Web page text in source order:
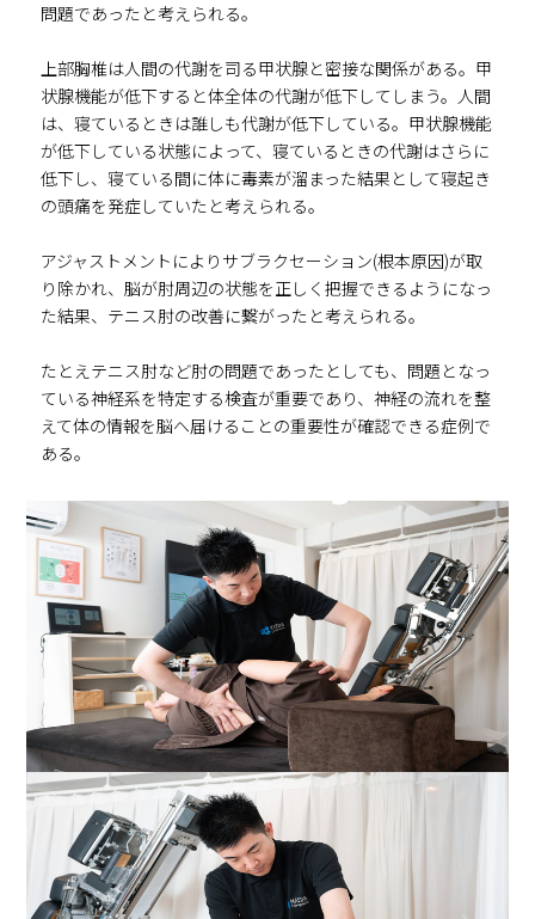
問題であったと考えられる。
上部胸椎は人間の代謝を司る甲状腺と密接な関係がある。甲
状腺機能が低下すると体全体の代謝が低下してしまう。人間
は、寝ているときは誰しも代謝が低下している。甲状腺機能
が低下している状態によって、寝ているときの代謝はさらに
低下し、寝ている間に体に毒素が溜まった結果として寝起き
の頭痛を発症していたと考えられる。
アジャストメントによりサブラクセーション(根本原因)が取
り除かれ、脳が肘周辺の状態を正しく把握できるようになっ
た結果、テニス肘の改善に繋がったと考えられる。
たとえテニス肘など肘の問題であったとしても、問題となっ
ている神経系を特定する検査が重要であり、神経の流れを整
えて体の情報を脳へ届けることの重要性が確認できる症例で
ある。